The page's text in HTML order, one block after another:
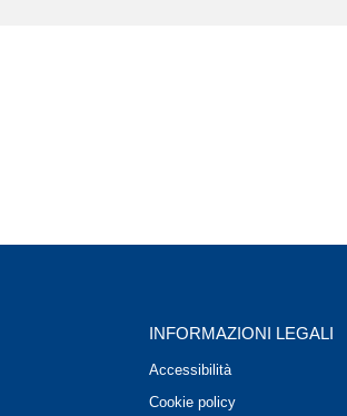
INFORMAZIONI LEGALI
Accessibilità
Cookie policy